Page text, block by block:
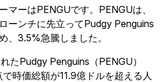
マーはPENGUです。PENGUは、
ーンチに先立ってPudgy Penguins
、3.5%急騰しました。
たPudgy Penguins（PENGU）
時価総額が11.9億ドルを超える人